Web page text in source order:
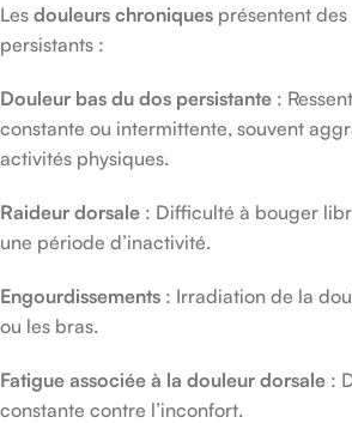
Les douleurs chroniques présentent
persistants :
Douleur bas du dos persistante :
constante ou intermittente, souvent
activités physiques.
Raideur dorsale : Difficulté à bouger
une période d’inactivité.
Engourdissements : Irradiation de la
ou les bras.
Fatigue associée à la douleur dorsale :
constante contre l’inconfort.